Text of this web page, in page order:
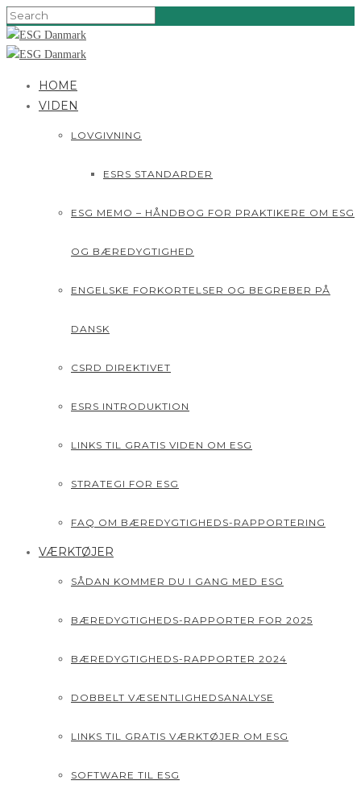
HOME
VIDEN
LOVGIVNING
ESRS STANDARDER
ESG MEMO – HÅNDBOG FOR PRAKTIKERE OM ESG
OG BÆREDYGTIGHED
ENGELSKE FORKORTELSER OG BEGREBER PÅ
DANSK
CSRD DIREKTIVET
ESRS INTRODUKTION
LINKS TIL GRATIS VIDEN OM ESG
STRATEGI FOR ESG
FAQ OM BÆREDYGTIGHEDS-RAPPORTERING
VÆRKTØJER
SÅDAN KOMMER DU I GANG MED ESG
BÆREDYGTIGHEDS-RAPPORTER FOR 2025
BÆREDYGTIGHEDS-RAPPORTER 2024
DOBBELT VÆSENTLIGHEDSANALYSE
LINKS TIL GRATIS VÆRKTØJER OM ESG
SOFTWARE TIL ESG